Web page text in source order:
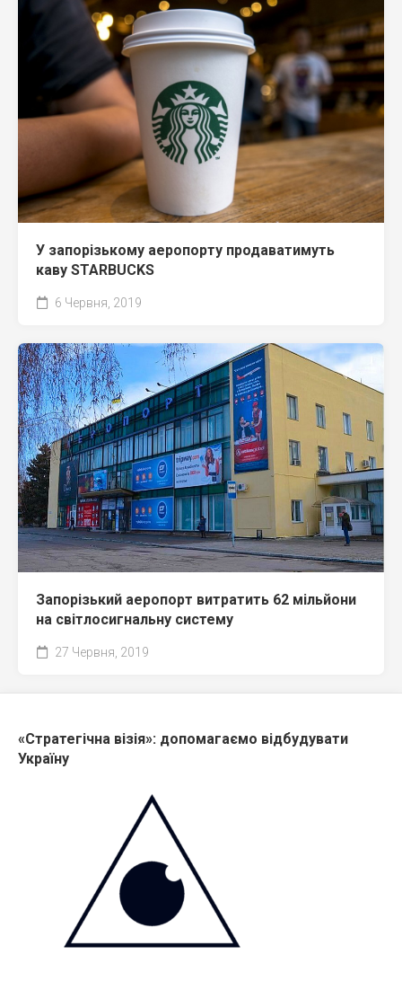
У запорізькому аеропорту продаватимуть
каву STARBUCKS
6 Червня, 2019
Запорізький аеропорт витратить 62 мільйони
на світлосигнальну систему
27 Червня, 2019
«Стратегічна візія»: допомагаємо відбудувати
Україну